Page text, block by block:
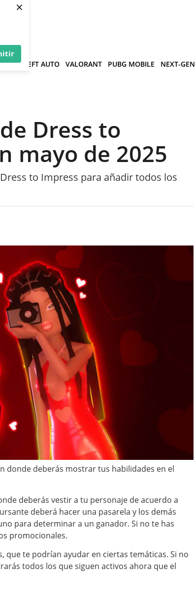
×
THEFT AUTO VALORANT PUBG MOBILE NEXT-GEN
Dress to
mayo de 2025
to Impress para añadir todos los
donde deberás mostrar tus habilidades en el
deberás vestir a tu personaje de acuerdo a
deberá hacer una pasarela y los demás
para determinar a un ganador. Si no te has
promocionales.
que te podrían ayudar en ciertas temáticas. Si no
todos los que siguen activos ahora que el